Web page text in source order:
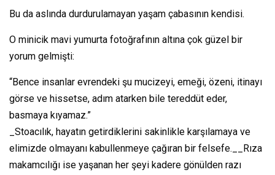
Bu da aslında durdurulamayan yaşam çabasının kendisi.
O minicik mavi yumurta fotoğrafının altına çok güzel bir
yorum gelmişti:
“Bence insanlar evrendeki şu mucizeyi, emeği, özeni, itinayı
görse ve hissetse, adım atarken bile tereddüt eder,
basmaya kıyamaz.”
_Stoacılık, hayatın getirdiklerini sakinlikle karşılamaya ve
elimizde olmayanı kabullenmeye çağıran bir felsefe.__Rıza
makamcılığı ise yaşanan her şeyi kadere gönülden razı